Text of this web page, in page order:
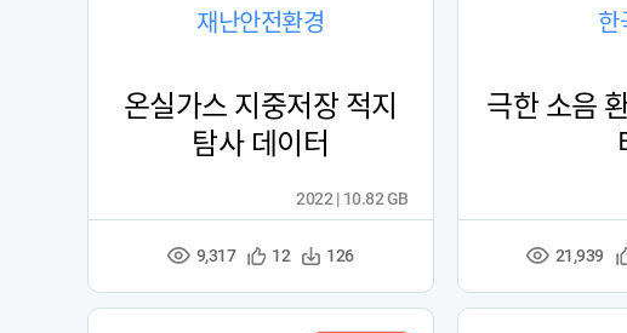
재난안전환경
온실가스 지중저장 적지
탐사 데이터
조
수
9,317
관
등
록
12
다
수
126
2022 | 10.82 GB
한
극한 소음
조
수
21,939